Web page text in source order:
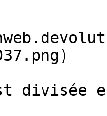
divisée